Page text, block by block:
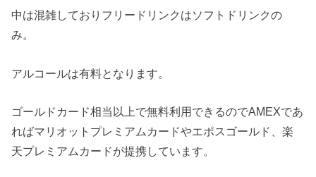
中は混雑しておりフリードリンクはソフトドリンクの
み。
アルコールは有料となります。
ゴールドカード相当以上で無料利用できるのでAMEXであ
ればマリオットプレミアムカードやエポスゴールド、楽
天プレミアムカードが提携しています。